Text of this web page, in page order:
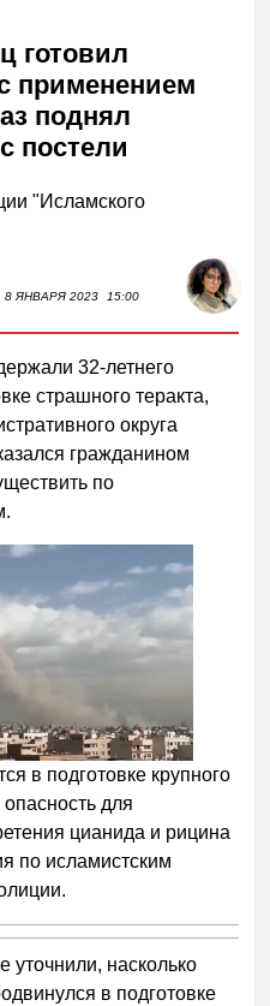
готовил
применением
поднял
постели
"Исламского
8 ЯНВАРЯ 2023 15:00
32-летнего
страшного теракта,
округа
гражданином
по
в подготовке крупного
для
цианида и рицина
по исламистским
уточнили, насколько
в подготовке